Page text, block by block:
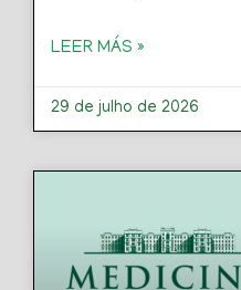
LEER MÁS »
29 de julho de 2026